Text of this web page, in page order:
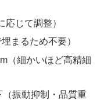
じて調整）
まるため不要）
（細かいほど高精細
振動抑制・品質重